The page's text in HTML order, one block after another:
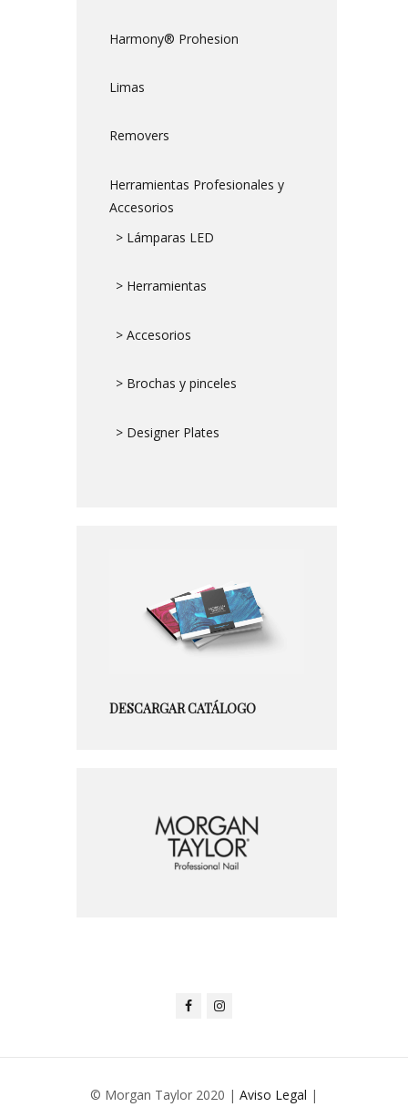
Harmony® Prohesion
Limas
Removers
Herramientas Profesionales y
Accesorios
> Lámparas LED
> Herramientas
> Accesorios
> Brochas y pinceles
> Designer Plates
DESCARGAR CATÁLOGO
© Morgan Taylor 2020 | Aviso Legal |